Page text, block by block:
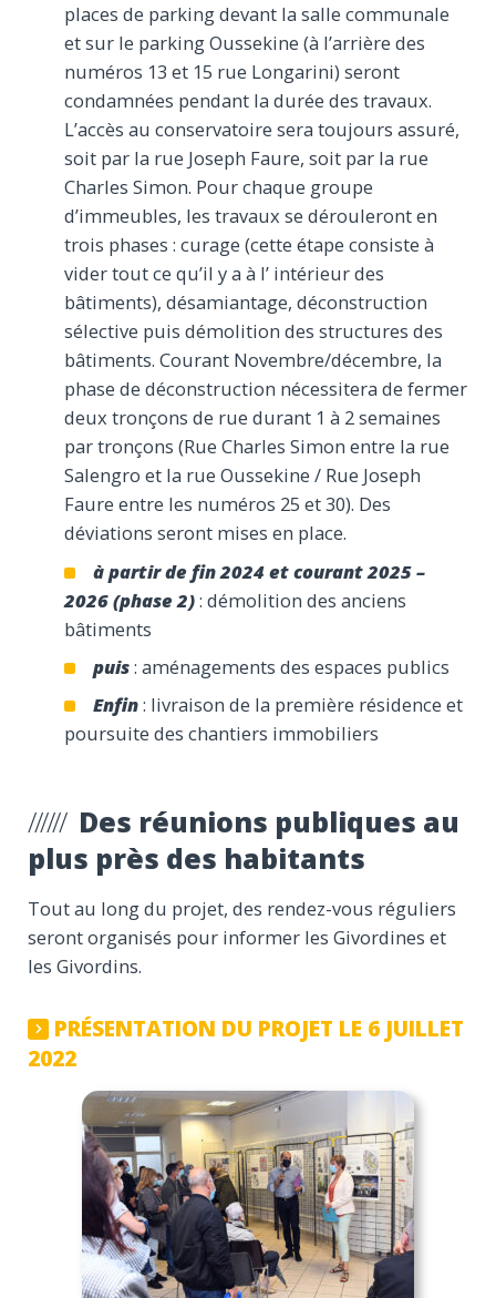
places de parking devant la salle communale
et sur le parking Oussekine (à l’arrière des
numéros 13 et 15 rue Longarini) seront
condamnées pendant la durée des travaux.
L’accès au conservatoire sera toujours assuré,
soit par la rue Joseph Faure, soit par la rue
Charles Simon. Pour chaque groupe
d’immeubles, les travaux se dérouleront en
trois phases : curage (cette étape consiste à
vider tout ce qu’il y a à l’ intérieur des
bâtiments), désamiantage, déconstruction
sélective puis démolition des structures des
bâtiments. Courant Novembre/décembre, la
phase de déconstruction nécessitera de fermer
deux tronçons de rue durant 1 à 2 semaines
par tronçons (Rue Charles Simon entre la rue
Salengro et la rue Oussekine / Rue Joseph
Faure entre les numéros 25 et 30). Des
déviations seront mises en place.
à partir de fin 2024 et courant 2025 –
2026 (phase 2): démolition des anciens
bâtiments
puis: aménagements des espaces publics
Enfin: livraison de la première résidence et
poursuite des chantiers immobiliers
Des réunions publiques au
plus près des habitants
Tout au long du projet, des rendez-vous réguliers
seront organisés pour informer les Givordines et
les Givordins.
PRÉSENTATION DU PROJET LE 6 JUILLET
2022